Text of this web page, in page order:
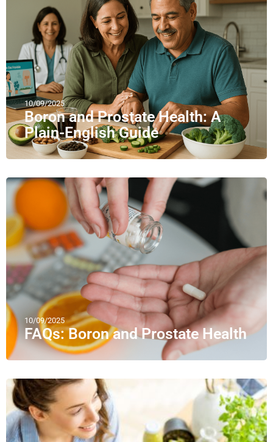
10/09/2025
Boron and Prostate Health: A
Plain-English Guide
10/09/2025
FAQs: Boron and Prostate Health